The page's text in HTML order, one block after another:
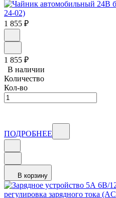
1 855 ₽
1 855 ₽
В наличии
Количество
Кол-во
ПОДРОБНЕЕ
В корзину